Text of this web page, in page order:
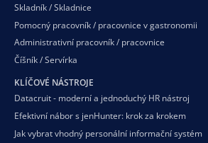
Skladník / Skladnice
Pomocný pracovník / pracovnice v gastronomii
Administrativní pracovník / pracovnice
Číšník / Servírka
KLÍČOVÉ NÁSTROJE
Datacruit - moderní a jednoduchý HR nástroj
Efektivní nábor s jenHunter: krok za krokem
Jak vybrat vhodný personální informační systém